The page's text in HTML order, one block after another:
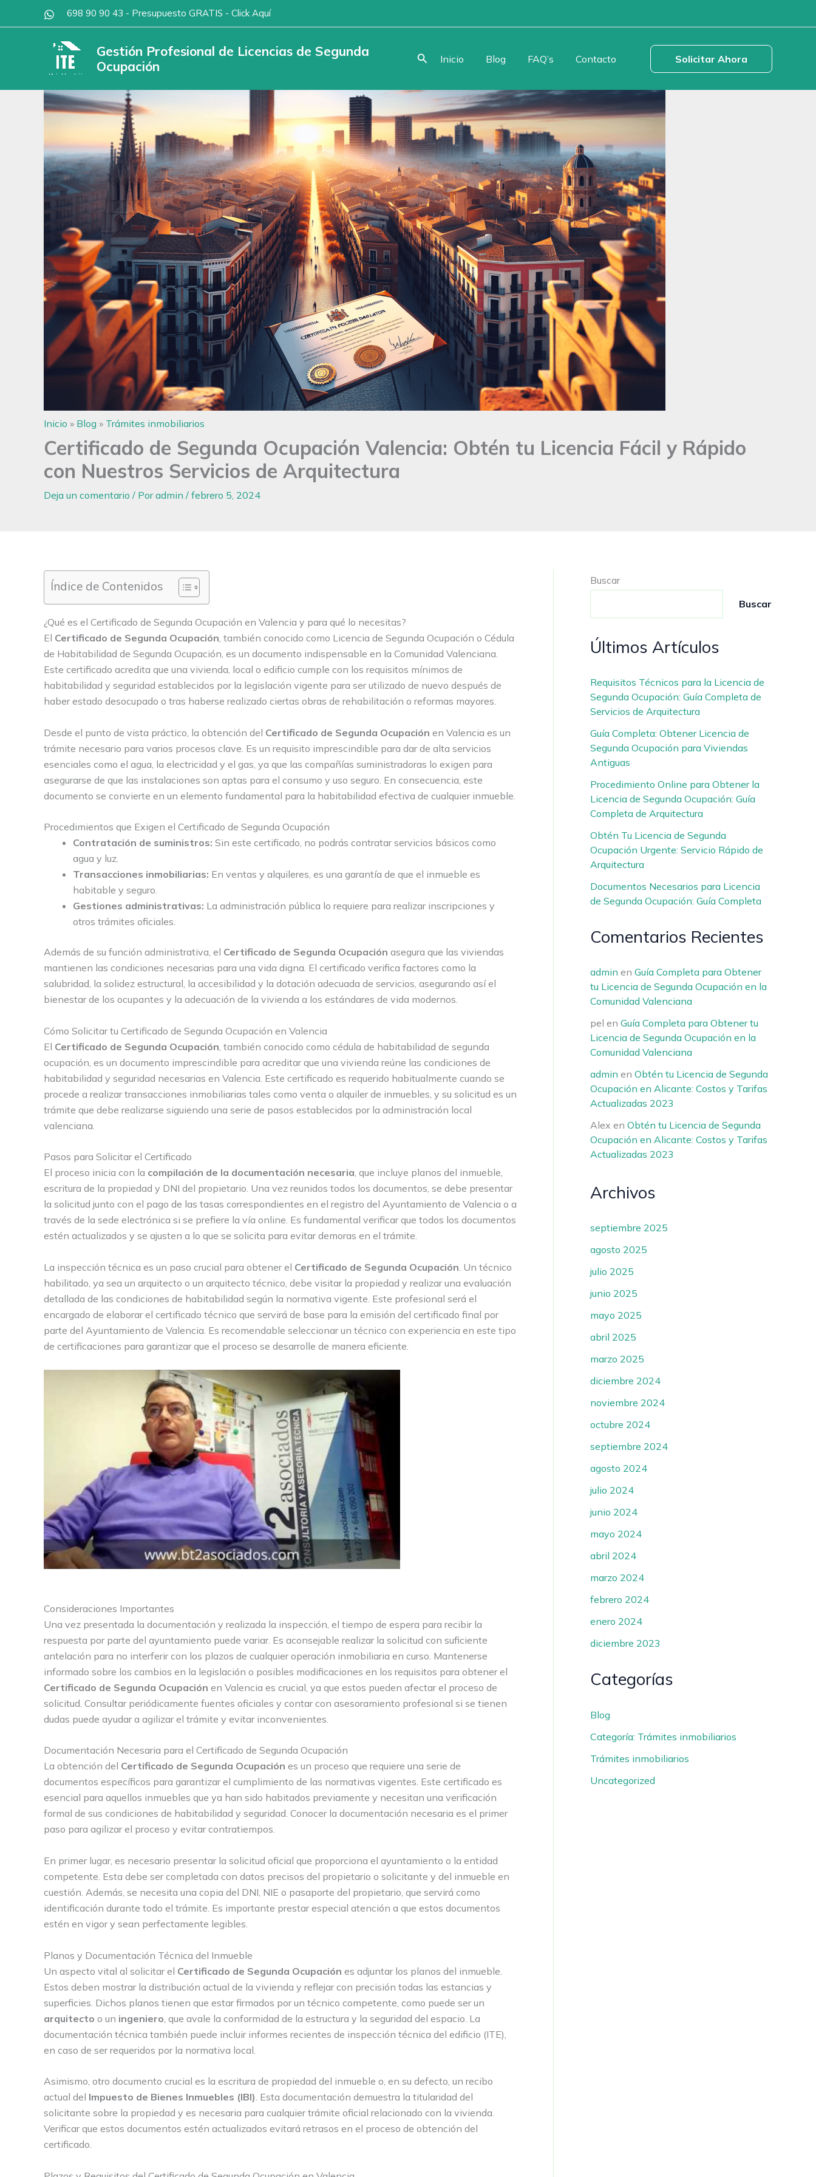
698 90 90 43 - Presupuesto GRATIS - Click Aquí
Gestión Profesional de Licencias de Segunda
Ocupación
BuscarInicio Blog FAQ’s Contacto Solicitar Ahora
Inicio»Blog »Trámites inmobiliarios
Inicio » Blog » Trámites inmobiliarios
Certificado de Segunda Ocupación Valencia: Obtén tu Licencia Fácil y Rápido
con Nuestros Servicios de Arquitectura
Deja un comentario / Poradmin / febrero 5, 2024
Índice de Contenidos
¿Qué es el Certificado de Segunda Ocupación en Valencia y para qué lo necesitas?
El Certificado de Segunda Ocupación, también conocido como Licencia de Segunda Ocupación o Cédula
de Habitabilidad de Segunda Ocupación, es un documento indispensable en la Comunidad Valenciana.
Este certificado acredita que una vivienda, local o edificio cumple con los requisitos mínimos de
habitabilidad y seguridad establecidos por la legislación vigente para ser utilizado de nuevo después de
haber estado desocupado o tras haberse realizado ciertas obras de rehabilitación o reformas mayores.
Desde el punto de vista práctico, la obtención del Certificado de Segunda Ocupación en Valencia es un
trámite necesario para varios procesos clave. Es un requisito imprescindible para dar de alta servicios
esenciales como el agua, la electricidad y el gas, ya que las compañías suministradoras lo exigen para
asegurarse de que las instalaciones son aptas para el consumo y uso seguro. En consecuencia, este
documento se convierte en un elemento fundamental para la habitabilidad efectiva de cualquier inmueble.
Procedimientos que Exigen el Certificado de Segunda Ocupación
Contratación de suministros: Sin este certificado, no podrás contratar servicios básicos como
agua y luz.
Transacciones inmobiliarias: En ventas y alquileres, es una garantía de que el inmueble es
habitable y seguro.
Gestiones administrativas: La administración pública lo requiere para realizar inscripciones y
otros trámites oficiales.
Además de su función administrativa, el Certificado de Segunda Ocupación asegura que las viviendas
mantienen las condiciones necesarias para una vida digna. El certificado verifica factores como la
salubridad, la solidez estructural, la accesibilidad y la dotación adecuada de servicios, asegurando así el
bienestar de los ocupantes y la adecuación de la vivienda a los estándares de vida modernos.
Cómo Solicitar tu Certificado de Segunda Ocupación en Valencia
El Certificado de Segunda Ocupación , también conocido como cédula de habitabilidad de segunda
ocupación, es un documento imprescindible para acreditar que una vivienda reúne las condiciones de
habitabilidad y seguridad necesarias en Valencia. Este certificado es requerido habitualmente cuando se
procede a realizar transacciones inmobiliarias tales como venta o alquiler de inmuebles, y su solicitud es un
trámite que debe realizarse siguiendo una serie de pasos establecidos por la administración local
valenciana.
Pasos para Solicitar el Certificado
El proceso inicia con la compilación de la documentación necesaria, que incluye planos del inmueble,
escritura de la propiedad y DNI del propietario. Una vez reunidos todos los documentos, se debe presentar
la solicitud junto con el pago de las tasas correspondientes en el registro del Ayuntamiento de Valencia o a
través de la sede electrónica si se prefiere la vía online. Es fundamental verificar que todos los documentos
estén actualizados y se ajusten a lo que se solicita para evitar demoras en el trámite.
La inspección técnica es un paso crucial para obtener el Certificado de Segunda Ocupación . Un técnico
habilitado, ya sea un arquitecto o un arquitecto técnico, debe visitar la propiedad y realizar una evaluación
detallada de las condiciones de habitabilidad según la normativa vigente. Este profesional será el
encargado de elaborar el certificado técnico que servirá de base para la emisión del certificado final por
parte del Ayuntamiento de Valencia. Es recomendable seleccionar un técnico con experiencia en este tipo
de certificaciones para garantizar que el proceso se desarrolle de manera eficiente.
Consideraciones Importantes
Una vez presentada la documentación y realizada la inspección, el tiempo de espera para recibir la
respuesta por parte del ayuntamiento puede variar. Es aconsejable realizar la solicitud con suficiente
antelación para no interferir con los plazos de cualquier operación inmobiliaria en curso. Mantenerse
informado sobre los cambios en la legislación o posibles modificaciones en los requisitos para obtener el
Certificado de Segunda Ocupación en Valencia es crucial, ya que estos pueden afectar el proceso de
solicitud. Consultar periódicamente fuentes oficiales y contar con asesoramiento profesional si se tienen
dudas puede ayudar a agilizar el trámite y evitar inconvenientes.
Documentación Necesaria para el Certificado de Segunda Ocupación
La obtención del Certificado de Segunda Ocupación es un proceso que requiere una serie de
documentos específicos para garantizar el cumplimiento de las normativas vigentes. Este certificado es
esencial para aquellos inmuebles que ya han sido habitados previamente y necesitan una verificación
formal de sus condiciones de habitabilidad y seguridad. Conocer la documentación necesaria es el primer
paso para agilizar el proceso y evitar contratiempos.
En primer lugar, es necesario presentar la solicitud oficial que proporciona el ayuntamiento o la entidad
competente. Esta debe ser completada con datos precisos del propietario o solicitante y del inmueble en
cuestión. Además, se necesita una copia del DNI, NIE o pasaporte del propietario, que servirá como
identificación durante todo el trámite. Es importante prestar especial atención a que estos documentos
estén en vigor y sean perfectamente legibles.
Planos y Documentación Técnica del Inmueble
Un aspecto vital al solicitar el Certificado de Segunda Ocupación es adjuntar los planos del inmueble.
Estos deben mostrar la distribución actual de la vivienda y reflejar con precisión todas las estancias y
superficies. Dichos planos tienen que estar firmados por un técnico competente, como puede ser un
arquitecto o un ingeniero , que avale la conformidad de la estructura y la seguridad del espacio. La
documentación técnica también puede incluir informes recientes de inspección técnica del edificio (ITE),
en caso de ser requeridos por la normativa local.
Asimismo, otro documento crucial es la escritura de propiedad del inmueble o, en su defecto, un recibo
actual del Impuesto de Bienes Inmuebles (IBI). Esta documentación demuestra la titularidad del
solicitante sobre la propiedad y es necesaria para cualquier trámite oficial relacionado con la vivienda.
Verificar que estos documentos estén actualizados evitará retrasos en el proceso de obtención del
certificado.
Buscar
Buscar
Últimos Artículos
Requisitos Técnicos para la Licencia de
Segunda Ocupación: Guía Completa de
Servicios de Arquitectura
Guía Completa: Obtener Licencia de
Segunda Ocupación para Viviendas
Antiguas
Procedimiento Online para Obtener la
Licencia de Segunda Ocupación: Guía
Completa de Arquitectura
Obtén Tu Licencia de Segunda
Ocupación Urgente: Servicio Rápido de
Arquitectura
Documentos Necesarios para Licencia
de Segunda Ocupación: Guía Completa
Comentarios Recientes
admin en Guía Completa para Obtener
tu Licencia de Segunda Ocupación en la
Comunidad Valenciana
pel en Guía Completa para Obtener tu
Licencia de Segunda Ocupación en la
Comunidad Valenciana
admin en Obtén tu Licencia de Segunda
Ocupación en Alicante: Costos y Tarifas
Actualizadas 2023
Alex en Obtén tu Licencia de Segunda
Ocupación en Alicante: Costos y Tarifas
Actualizadas 2023
Archivos
septiembre 2025
agosto 2025
julio 2025
junio 2025
mayo 2025
abril 2025
marzo 2025
diciembre 2024
noviembre 2024
octubre 2024
septiembre 2024
agosto 2024
julio 2024
junio 2024
mayo 2024
abril 2024
marzo 2024
febrero 2024
enero 2024
diciembre 2023
Categorías
Blog
Categoría: Trámites inmobiliarios
Trámites inmobiliarios
Uncategorized